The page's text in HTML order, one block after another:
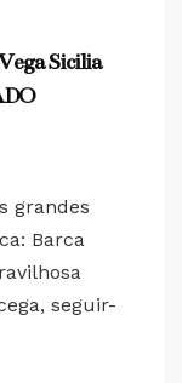
Sicilia
grandes
Barca
seguir-